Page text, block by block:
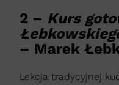
2 – Kurs
– Marek
Lekcja tradycyjnej